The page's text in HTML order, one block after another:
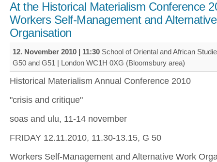
At the Historical Materialism Conference
Workers Self-Management and
Organisation
12. November 2010 | 11:30 School of Oriental and African
G50 and G51 | London WC1H 0XG (Bloomsbury area)
Historical Materialism Annual Conference 2010
"crisis and critique"
soas and ulu, 11-14 november
FRIDAY 12.11.2010, 11.30-13.15, G 50
Workers Self-Management and Alternative Work